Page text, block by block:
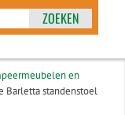
ZOEKEN
en
Barletta standenstoel